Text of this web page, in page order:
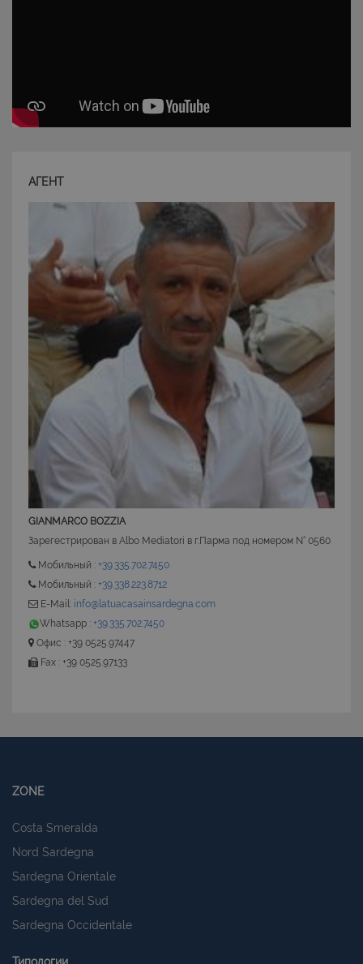
АГЕНТ
GIANMARCO BOZZIA
Зарегестрирован в Albo Mediatori в г.Парма под номером N° 0560
Мобильный : +39.335.702.7450
Мобильный : +39.338.223.8712
E-Mail: info@latuacasainsardegna.com
Whatsapp : +39.335.702.7450
Офис : +39 0525.97447
Fax : +39 0525.97133
ZONE
Costa Smeralda
Nord Sardegna
Sardegna Orientale
Sardegna del Sud
Sardegna Occidentale
CookieScriptConsent
CookieScript
www.latuacasainsardegna.com
6 mesi 5